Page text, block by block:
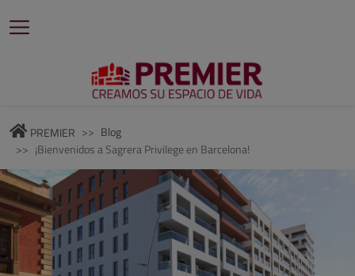
PREMIER
Blog
¡Bienvenidos a Sagrera Privilege en Barcelona!